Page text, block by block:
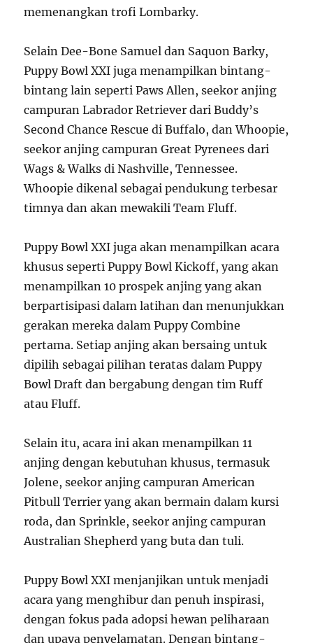
memenangkan trofi Lombarky.
Selain Dee-Bone Samuel dan Saquon Barky,
Puppy Bowl XXI juga menampilkan bintang-
bintang lain seperti Paws Allen, seekor anjing
campuran Labrador Retriever dari Buddy’s
Second Chance Rescue di Buffalo, dan Whoopie,
seekor anjing campuran Great Pyrenees dari
Wags & Walks di Nashville, Tennessee.
Whoopie dikenal sebagai pendukung terbesar
timnya dan akan mewakili Team Fluff.
Puppy Bowl XXI juga akan menampilkan acara
khusus seperti Puppy Bowl Kickoff, yang akan
menampilkan 10 prospek anjing yang akan
berpartisipasi dalam latihan dan menunjukkan
gerakan mereka dalam Puppy Combine
pertama. Setiap anjing akan bersaing untuk
dipilih sebagai pilihan teratas dalam Puppy
Bowl Draft dan bergabung dengan tim Ruff
atau Fluff.
Selain itu, acara ini akan menampilkan 11
anjing dengan kebutuhan khusus, termasuk
Jolene, seekor anjing campuran American
Pitbull Terrier yang akan bermain dalam kursi
roda, dan Sprinkle, seekor anjing campuran
Australian Shepherd yang buta dan tuli.
Puppy Bowl XXI menjanjikan untuk menjadi
acara yang menghibur dan penuh inspirasi,
dengan fokus pada adopsi hewan peliharaan
dan upaya penyelamatan. Dengan bintang-